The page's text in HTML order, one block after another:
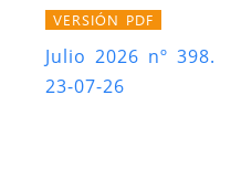
VERSIÓN PDF
Julio 2026 nº 398.
23-07-26